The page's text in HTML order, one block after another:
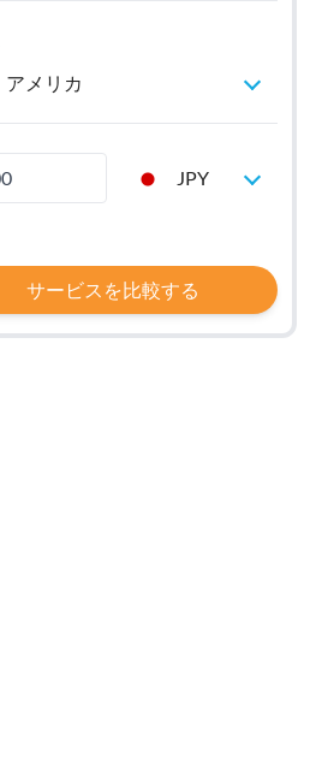
アメリカ
JPY
サービスを比較する